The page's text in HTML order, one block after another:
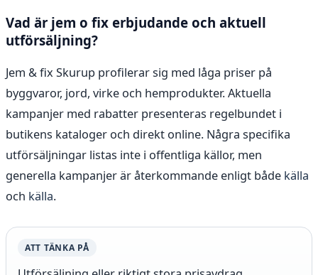
Vad är jem o fix erbjudande och aktuell
utförsäljning?
Jem & fix Skurup profilerar sig med låga priser på
byggvaror, jord, virke och hemprodukter. Aktuella
kampanjer med rabatter presenteras regelbundet i
butikens kataloger och direkt online. Några specifika
utförsäljningar listas inte i offentliga källor, men
generella kampanjer är återkommande enligt både källa
och källa.
ATT TÄNKA PÅ